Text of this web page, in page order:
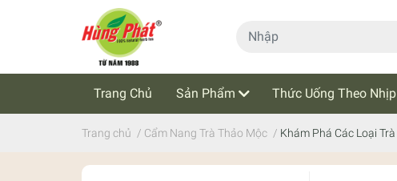
Trang Chủ Sản Phẩm Thức Uống Theo
Cẩm Nang Trà Thảo Mộc Tin Tức
Trang chủ / Cẩm Nang Trà Thảo Mộc / Khám Phá Các Loại